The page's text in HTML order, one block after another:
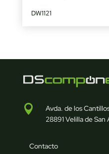
DW1121

Avda. de los
28891 Velilla de
Contacto